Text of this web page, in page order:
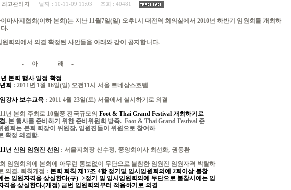
최고관리자 날짜 : 10-11-09 11:03 조회 : 40481
마사지협회(이하 본회)는 지난 11월7일(일) 오후1시 대전역 회의실에서 2010년 하반기 임원회를 개최하
.
원회의에서 의결 확정된 사안들을 아래와 같이 공지합니다.
래 -
년 본회 행사 일정 확정
회 : 2011년 1월 16일(일) 오전11시 서울 르네상스호텔
강사 보수교육 : 2011 4월 23일(토) 서울에서 실시하기로 의결
년 본회 주최로 10월중 전국규모의 Foot & Thai Grand Festival 개최하기로
. 본 행사를 준비하기 위한 준비위원회 발족. Foot & Thai Grand Festival 준
회는 본회 회장이 위원장, 임원진들이 위원으로 참여하
정 의결함.
년 신임 임원진 선임 : 서울지회장 신수정, 중앙회이사 최선화, 권동환
임원회의에 본회에 아무런 통보없이 무단으로 불참한 임원진 임원자격 박탈하
결. 회칙개정 : 본회 회칙 제17조 4항 정기및 임시임원회의에 2회이상 불참
임원자격을 상실한다(구) ->정기 및 임시임원회의에 무단으로 불참시에는 임
을 상실한다.(개정) 금번 임원회의부터 적용하기로 의결